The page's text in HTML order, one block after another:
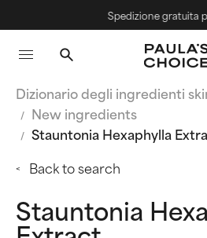
Spedizione gratuita
Dizionario degli ingredienti
New ingredients
Stauntonia Hexaphylla
Back to search
Stauntonia